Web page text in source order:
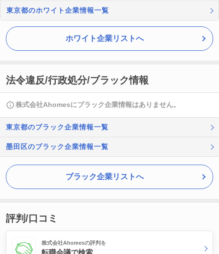
東京都のホワイト企業情報一覧
ホワイト企業リストへ
法令違反/行政処分/ブラック情報
株式会社Ahomesにブラック企業情報はありません。
東京都のブラック企業情報一覧
墨田区のブラック企業情報一覧
ブラック企業リストへ
評判/口コミ
株式会社Ahomesの評判を
転職会議で検索